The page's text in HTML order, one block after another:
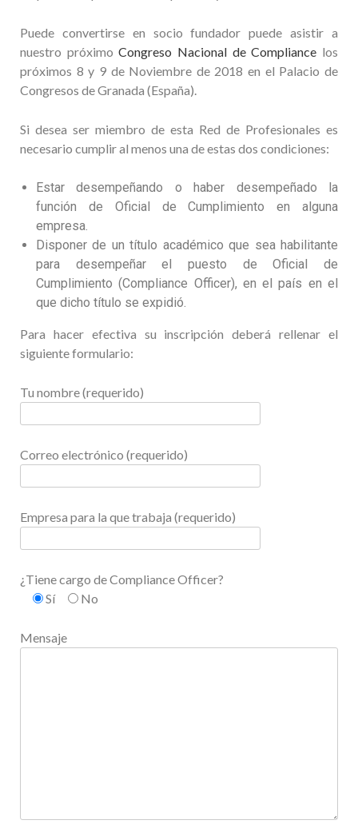
Puede convertirse en socio fundador puede asistir a
nuestro próximoCongreso Nacional de Compliance los
próximos 8 y 9 de Noviembre de 2018 en el Palacio de
Congresos de Granada (España).
Si desea ser miembro de esta Red de Profesionales es
necesario cumplir al menos una de estas dos condiciones:
Estar desempeñando o haber desempeñado la
función de Oficial de Cumplimiento en alguna
empresa.
Disponer de un título académico que sea habilitante
para desempeñar el puesto de Oficial de
Cumplimiento (Compliance Officer), en el país en el
que dicho título se expidió.
Para hacer efectiva su inscripción deberá rellenar el
siguiente formulario:
Tu nombre (requerido)
Correo electrónico (requerido)
Empresa para la que trabaja (requerido)
¿Tiene cargo de Compliance Officer?
Sí
No
Mensaje